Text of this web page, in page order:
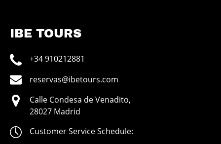
IBE TOURS
+34 910212881
reservas@ibetours.com
Calle Condesa de Venadito,
28027 Madrid
Customer Service Schedule: